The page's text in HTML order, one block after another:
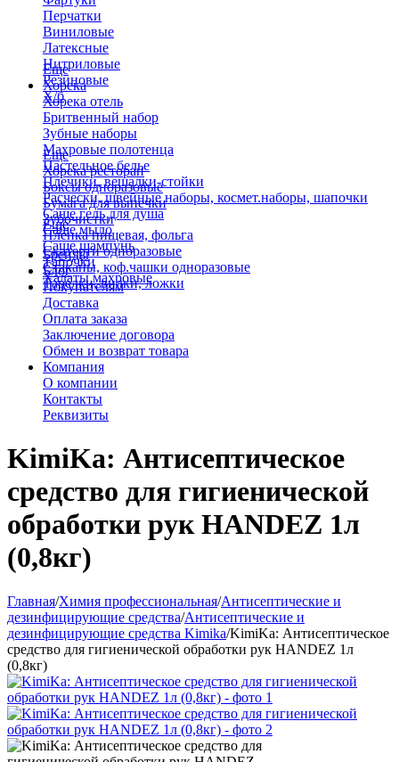
Перчатки
Виниловые
Латексные
Нитриловые
Резиновые
Х/б
Еще
Хорека
Хорека отель
Бритвенный набор
Зубные наборы
Махровые полотенца
Пастельное белье
Плечики, вешалки-стойки
Расчески, швейные наборы, космет.наборы, шапочки
Саше гель для душа
Саше мыло
Саше шампунь
Тапочки
Халаты махровые
Еще
Хорека ресторан
Боксы одноразовые
Бумага для выпечки
Зубочистки
Пленка пищевая, фольга
Скатерти одноразовые
Стаканы, коф.чашки одноразовые
Тарелки, вилки, ложки
Еще
Бренды
Блог
Покупателям
Доставка
Оплата заказа
Заключение договора
Обмен и возврат товара
Компания
О компании
Контакты
Реквизиты
KimiKa: Антисептическое
средство для гигиенической
обработки рук HANDEZ 1л
(0,8кг)
Главная/Химия профессиональная/Антисептические и
дезинфицирующие средства/Антисептические и
дезинфицирующие средства Kimika/KimiKa: Антисептическое
средство для гигиенической обработки рук HANDEZ 1л
(0,8кг)